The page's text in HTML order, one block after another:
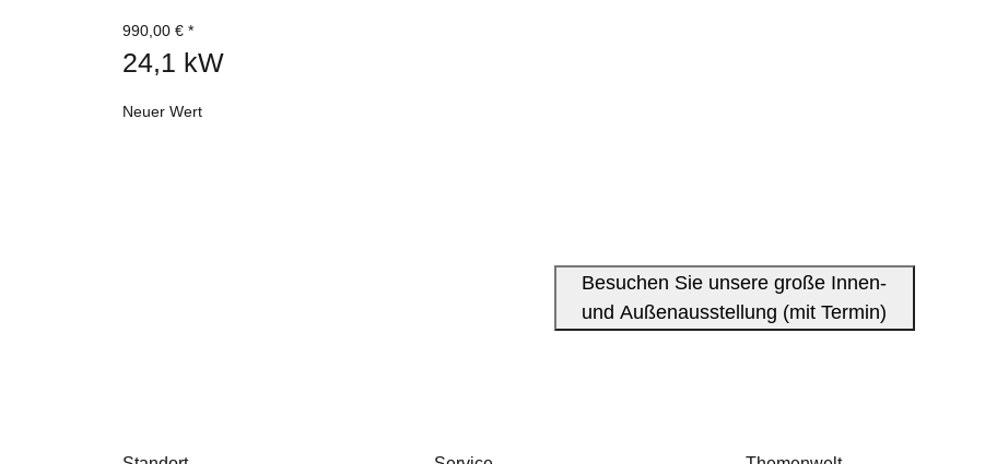
990,00 € *
24,1 kW
Neuer Wert
Besuchen Sie unsere große Innen-
und Außenausstellung (mit Termin)